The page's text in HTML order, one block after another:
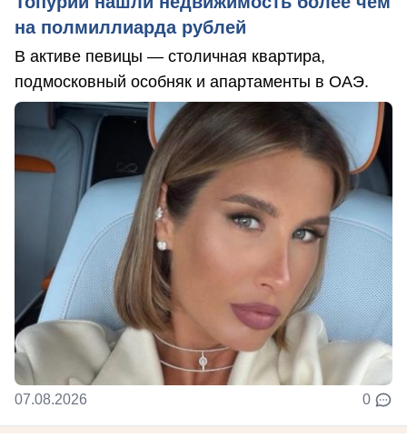
на полмиллиарда рублей
В активе певицы — столичная квартира,
подмосковный особняк и апартаменты в ОАЭ.
07.08.2026 0